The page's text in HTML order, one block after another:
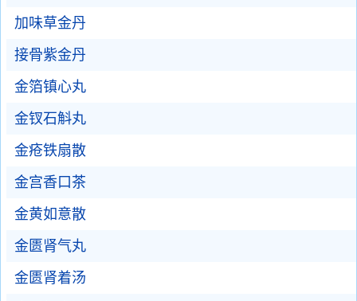
加味草金丹
接骨紫金丹
金箔镇心丸
金钗石斛丸
金疮铁扇散
金宫香口茶
金黄如意散
金匮肾气丸
金匮肾着汤